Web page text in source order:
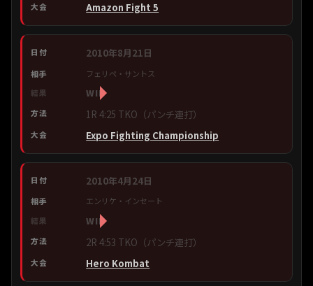
Amazon Fight 5
2010年8月21日
フェリペ・サントス
WIN
1R 4:25 TKO（パンチ連打）
Expo Fighting Championship
2010年4月24日
エンリケ・インセート
WIN
2R 4:53 TKO（パンチ連打）
Hero Kombat